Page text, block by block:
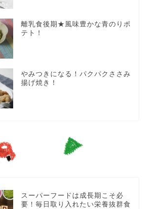
離乳食後期★風味豊かな青のりポ
テト！
やみつきになる！パクパクささみ
揚げ焼き！
スーパーフードは成長期こそ必
要！毎日取り入れたい栄養抜群食